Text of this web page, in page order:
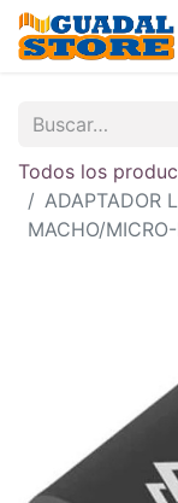
Todos los
ADAPTADOR
MACHO/